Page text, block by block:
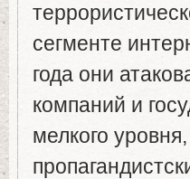
сегменте
года они
компаний и
мелкого